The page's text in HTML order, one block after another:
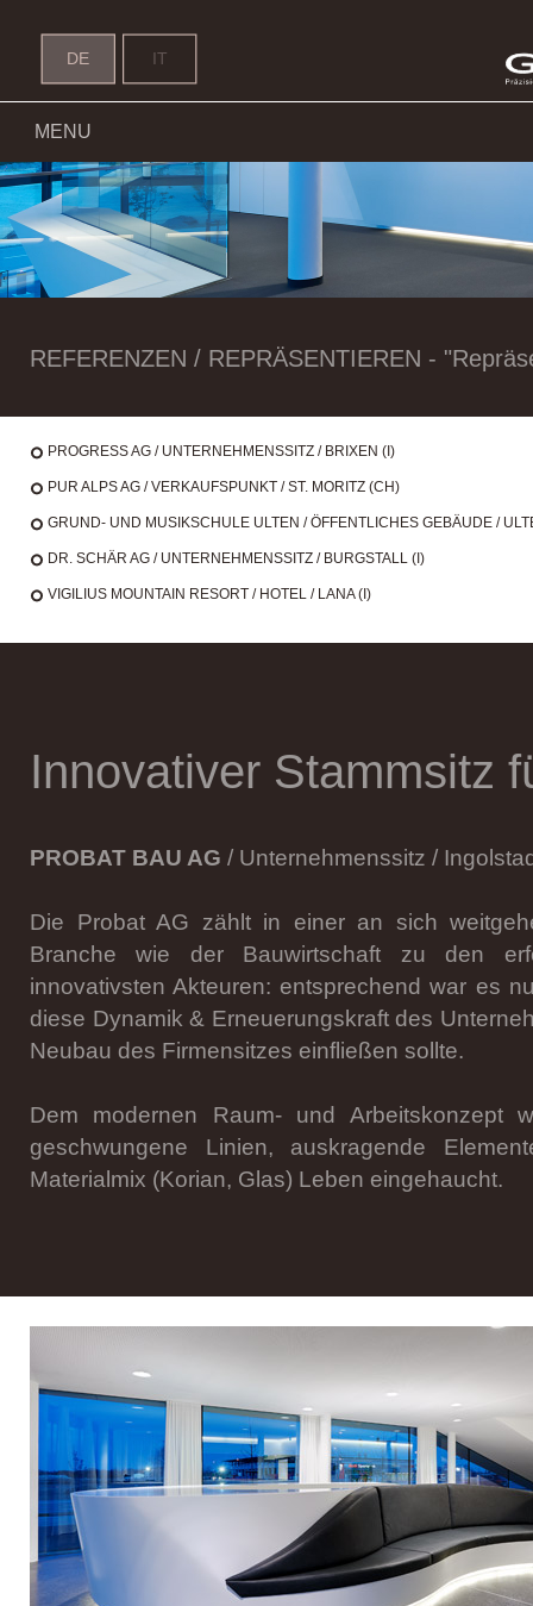
DE IT
MENU
Probat - Header Slider - 100%
REFERENZEN / REPRÄSENTIEREN -
PROGRESS AG / UNTERNEHMENSSITZ / BRIXEN (I)
PUR ALPS AG / VERKAUFSPUNKT / ST. MORITZ (CH)
GRUND- UND MUSIKSCHULE ULTEN / ÖFFENTLICHES GEBÄUDE /
DR. SCHÄR AG / UNTERNEHMENSSITZ / BURGSTALL (I)
VIGILIUS MOUNTAIN RESORT / HOTEL / LANA (I)
Innovativer Stammsitz
PROBAT BAU AG / Unternehmenssitz /
Die Probat AG zählt in einer an sich
Branche wie der Bauwirtschaft zu den
innovativsten Akteuren: entsprechend war es
diese Dynamik & Erneuerungskraft des
Neubau des Firmensitzes einfließen sollte.
Dem modernen Raum- und Arbeitskonzept
geschwungene Linien, auskragende
Materialmix (Korian, Glas) Leben eingehaucht.